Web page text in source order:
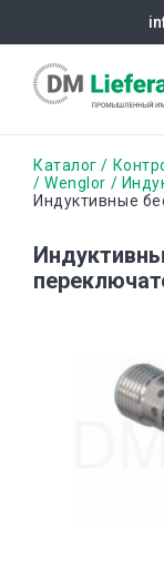
основному
Строка
Каталог
Wenglor
Индуктивные